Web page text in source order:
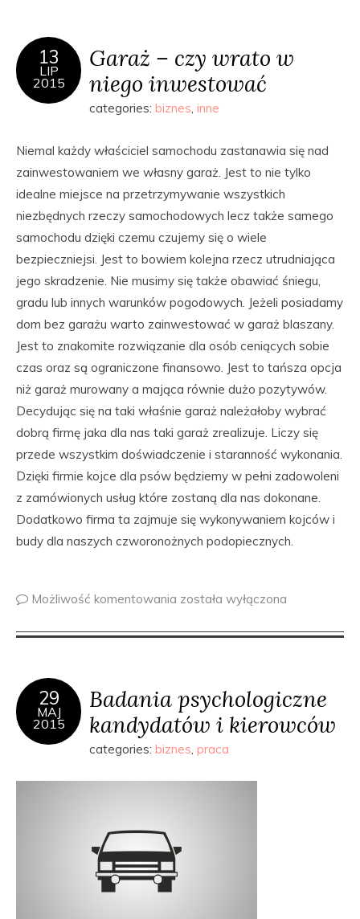
13
LIP
2015
Garaż – czy wrato w
niego inwestować
categories: biznes, inne
Niemal każdy właściciel samochodu zastanawia się nad
zainwestowaniem we własny garaż. Jest to nie tylko
idealne miejsce na przetrzymywanie wszystkich
niezbędnych rzeczy samochodowych lecz także samego
samochodu dzięki czemu czujemy się o wiele
bezpieczniejsi. Jest to bowiem kolejna rzecz utrudniająca
jego skradzenie. Nie musimy się także obawiać śniegu,
gradu lub innych warunków pogodowych. Jeżeli posiadamy
dom bez garażu warto zainwestować w garaż blaszany.
Jest to znakomite rozwiązanie dla osób ceniących sobie
czas oraz są ograniczone finansowo. Jest to tańsza opcja
niż garaż murowany a mająca równie dużo pozytywów.
Decydując się na taki właśnie garaż należałoby wybrać
dobrą firmę jaka dla nas taki garaż zrealizuje. Liczy się
przede wszystkim doświadczenie i staranność wykonania.
Dzięki firmie kojce dla psów będziemy w pełni zadowoleni
z zamówionych usług które zostaną dla nas dokonane.
Dodatkowo firma ta zajmuje się wykonywaniem kojców i
budy dla naszych czworonożnych podopiecznych.
Możliwość komentowania została wyłączona
29
MAJ
2015
Badania psychologiczne
kandydatów i kierowców
categories: biznes, praca